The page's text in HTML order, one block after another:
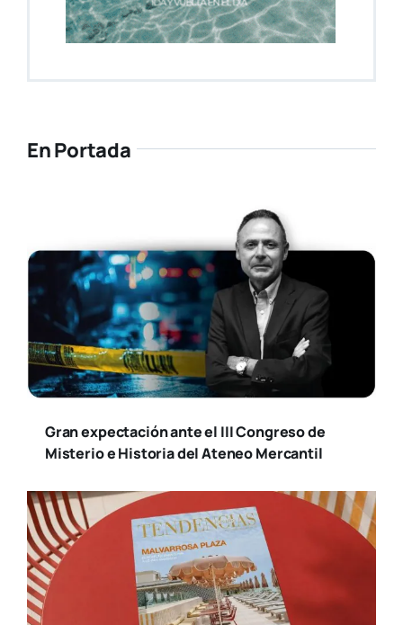
En Portada
Gran expectación ante el III Congreso de
Misterio e Historia del Ateneo Mercantil